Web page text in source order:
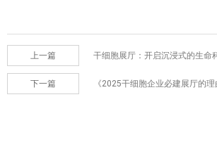
上一篇 干细胞展厅：开启沉浸式的生命
下一篇 《2025干细胞企业必建展厅的理由：政